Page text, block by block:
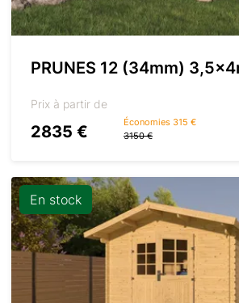
PRUNES 12 (34mm)
Prix à partir de
2835 €
Économies 315 €
3150 €
En stock